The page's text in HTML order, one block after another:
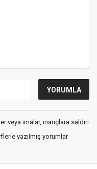
veya imalar, inançlara saldırı
yazılmış yorumlar